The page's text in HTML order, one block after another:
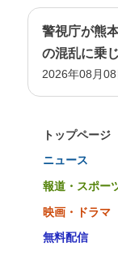
警視庁が熊
の混乱に乗
2026年08月
トップページ
ニュース
報道・スポー
映画・ドラマ
無料配信